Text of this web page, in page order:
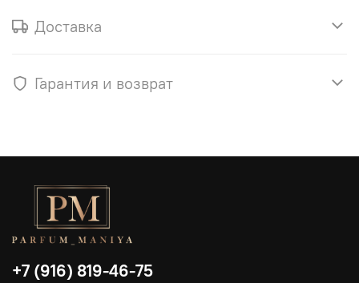
Доставка
Гарантия и возврат
+7 (916) 819-46-75